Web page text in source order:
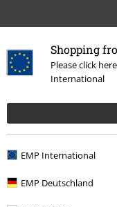
Shopping
Please click
International
EMP International
EMP Deutschland